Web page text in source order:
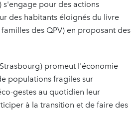
s'engage pour des actions
des habitants éloignés du livre
des QPV) en proposant des
promeut l'économie
populations fragiles sur
gestes au quotidien leur
à la transition et de faire des